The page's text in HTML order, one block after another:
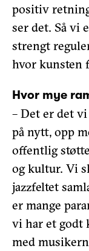
positiv
ser det. Så vi
strengt
hvor kunsten
Hvor mye
– Det er det
på nytt, opp
offentlig
og kultur. Vi
jazzfeltet
er mange
vi har et godt
med